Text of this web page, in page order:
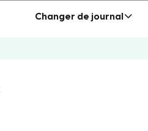
Changer de journal